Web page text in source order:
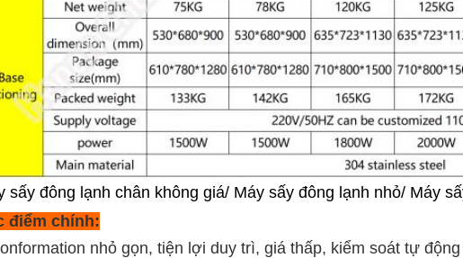
sấy đông lạnh chân không giá/ Máy sấy đông lạnh nhỏ/ Máy
điểm chính:
nhỏ gọn, tiện lợi duy trì, giá thấp, kiểm soát tự